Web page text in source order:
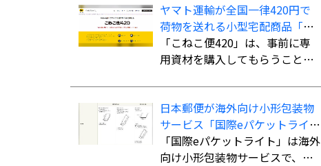
ヤマト運輸が全国一律420円で
荷物を送れる小型宅配商品「こ
ねこ便420」を全国展開
「こねこ便420」は、事前に専
用資材を購入してもらうことで
材費込み全国一律420円で商品
を配送する小型宅配商品。法
人、個人事業主のほか、個人も
利用可能。
日本郵便が海外向け小形包装物
サービス「国際eパケットライ
ト」の取扱国・地域を計138か
国・地域に拡大
「国際eパケットライト」は海外
向け小形包装物サービスで、長